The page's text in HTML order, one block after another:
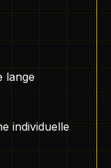
lange
individuelle